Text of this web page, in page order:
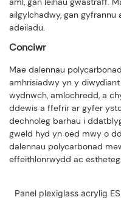
ailgylchadwy, gan
adeiladu.
Conciwr
Mae dalennau
amhrisiadwy yn y
wydnwch, amlochredd, a
ddewis a ffefrir ar gyfer
dechnoleg barhau i
gweld hyd yn oed mwy o
dalennau polycarbonad
effeithlonrwydd ac
Panel plexiglass acrylig